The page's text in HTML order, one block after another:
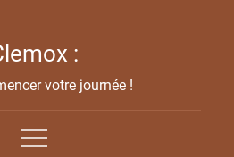
:
votre journée !